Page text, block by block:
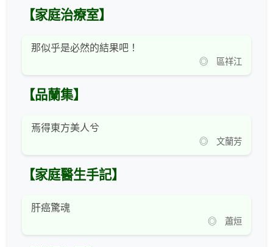
【家庭治療室】
那似乎是必然的結果吧！
◎ 區祥江
【品蘭集】
焉得東方美人兮
◎ 文蘭芳
【家庭醫生手記】
肝癌驚魂
◎ 蕭烜